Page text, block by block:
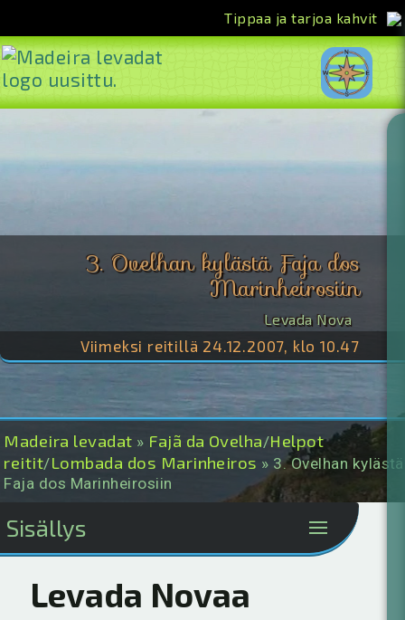
Tippaa ja tarjoa kahvit
<<
3. Ovelhan kylästä Faja dos
Marinheirosiin
Levada Nova
Viimeksi reitillä 24.12.2007, klo 10.47
Madeira levadat » Fajã da Ovelha/Helpot
reitit/Lombada dos Marinheiros » 3. Ovelhan kylästä
Faja dos Marinheirosiin
Sisällys
Levada Novaa